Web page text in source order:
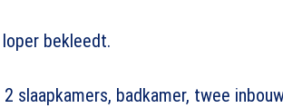
bekleedt.
slaapkamers, badkamer, twee